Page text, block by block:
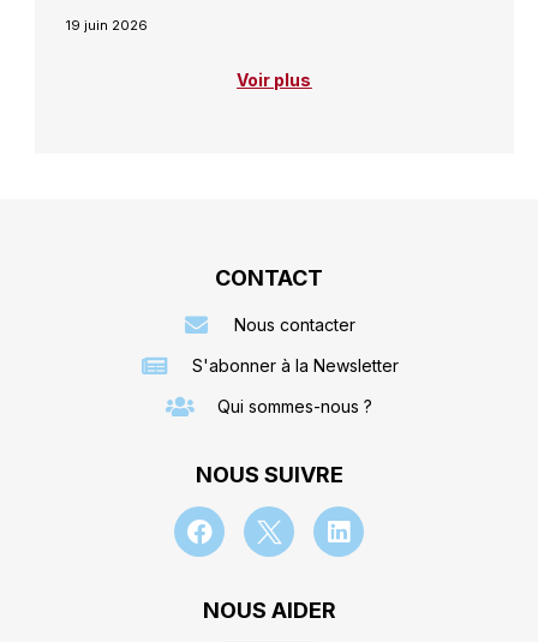
19 juin 2026
Voir plus
CONTACT
Nous contacter
S'abonner à la Newsletter
Qui sommes-nous ?
NOUS SUIVRE
NOUS AIDER